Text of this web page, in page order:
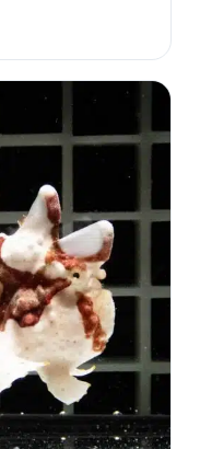
スしてくれ […]